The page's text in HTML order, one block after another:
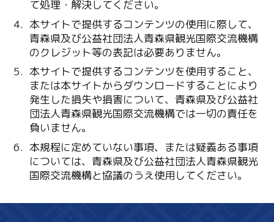
て処理・解決してください。
本サイトで提供するコンテンツの使用に際して、
青森県及び公益社団法人青森県観光国際交流機構
のクレジット等の表記は必要ありません。
本サイトで提供するコンテンツを使用すること、
または本サイトからダウンロードすることにより
発生した損失や損害について、青森県及び公益社
団法人青森県観光国際交流機構では一切の責任を
負いません。
本規程に定めていない事項、または疑義ある事項
については、青森県及び公益社団法人青森県観光
国際交流機構と協議のうえ使用してください。